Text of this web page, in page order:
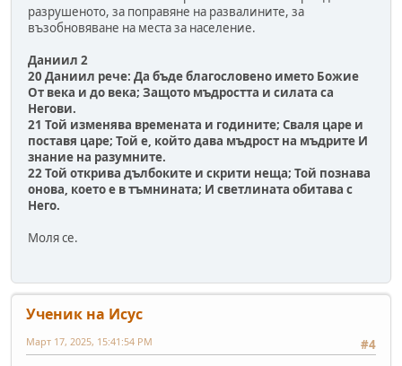
разрушеното, за поправяне на развалините, за
възобновяване на места за население.
Даниил 2
20 Даниил рече: Да бъде благословено името Божие
От века и до века; Защото мъдростта и силата са
Негови.
21 Той изменява времената и годините; Сваля царе и
поставя царе; Той е, който дава мъдрост на мъдрите И
знание на разумните.
22 Той открива дълбоките и скрити неща; Той познава
онова, което е в тъмнината; И светлината обитава с
Него.
Моля се.
Ученик на Исус
#4
Март 17, 2025, 15:41:54 PM